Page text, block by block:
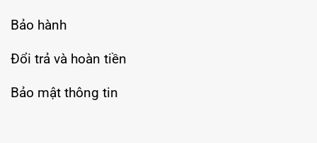
Bảo hành
Đổi trả và hoàn tiền
Bảo mật thông tin